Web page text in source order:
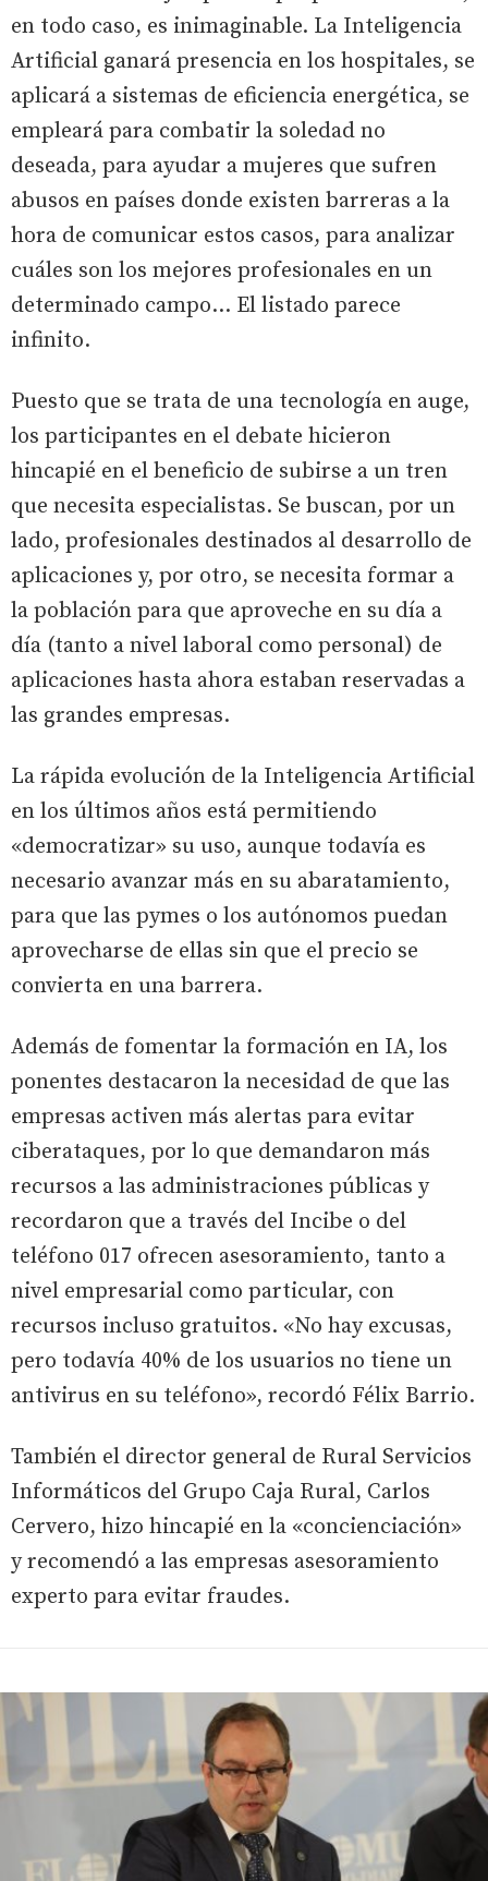
en todo caso, es inimaginable. La Inteligencia
Artificial ganará presencia en los hospitales, se
aplicará a sistemas de eficiencia energética, se
empleará para combatir la soledad no
deseada, para ayudar a mujeres que sufren
abusos en países donde existen barreras a la
hora de comunicar estos casos, para analizar
cuáles son los mejores profesionales en un
determinado campo... El listado parece
infinito.
Puesto que se trata de una tecnología en auge,
los participantes en el debate hicieron
hincapié en el beneficio de subirse a un tren
que necesita especialistas. Se buscan, por un
lado, profesionales destinados al desarrollo de
aplicaciones y, por otro, se necesita formar a
la población para que aproveche en su día a
día (tanto a nivel laboral como personal) de
aplicaciones hasta ahora estaban reservadas a
las grandes empresas.
La rápida evolución de la Inteligencia Artificial
en los últimos años está permitiendo
«democratizar» su uso, aunque todavía es
necesario avanzar más en su abaratamiento,
para que las pymes o los autónomos puedan
aprovecharse de ellas sin que el precio se
convierta en una barrera.
Además de fomentar la formación en IA, los
ponentes destacaron la necesidad de que las
empresas activen más alertas para evitar
ciberataques, por lo que demandaron más
recursos a las administraciones públicas y
recordaron que a través del Incibe o del
teléfono 017 ofrecen asesoramiento, tanto a
nivel empresarial como particular, con
recursos incluso gratuitos. «No hay excusas,
pero todavía 40% de los usuarios no tiene un
antivirus en su teléfono», recordó Félix Barrio.
También el director general de Rural Servicios
Informáticos del Grupo Caja Rural, Carlos
Cervero, hizo hincapié en la «concienciación»
y recomendó a las empresas asesoramiento
experto para evitar fraudes.